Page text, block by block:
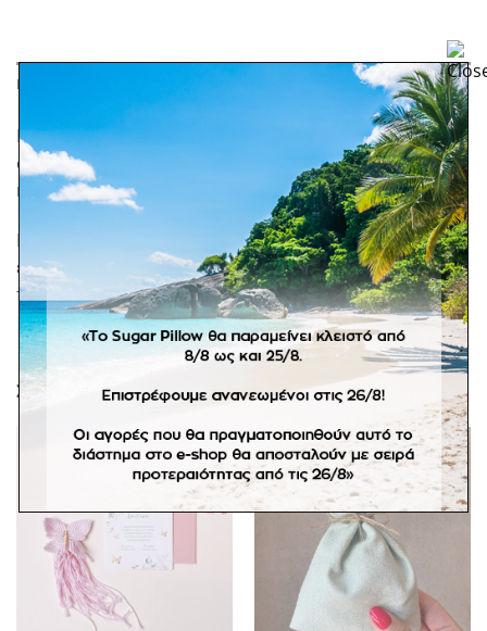
ΠΕΡΙΓΡΑΦΉ
Παιδική μπομπονιέρα ξύλινη κασετίνα με εκτύπωση
στο καπάκι. Στο εσωτερικό περιλαμβάνονται τα
κουφέτα crispy Χατζηγιαννάκη.
Ελάχιστη παραγγελία 15 τμχ. Σε προπαραγγελία 15
εργάσιμων ημερών. *Στα προϊόντα κατόπιν
παραγγελίας δεν ισχύει η πληρωμή με αντικαταβολή.
ΣΧΕΤΙΚΆ ΠΡΟΪΌΝΤΑ
Πρόσθήκη
στην
λίστα
Πρόσθήκη
στην
λίστα